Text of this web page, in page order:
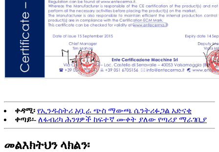
ቀዳሚ፡ የኢንዱስትሪ አቧራ ጭስ ማውጫ ሴንትሪፉጋል አድናቂ
ቀጣይ፡- ለፋብሪካ ሕንፃዎች ከፍተኛ ሙቀት ያለው የጣሪያ ማራገቢያ
መልእክትህን ላክልን፡